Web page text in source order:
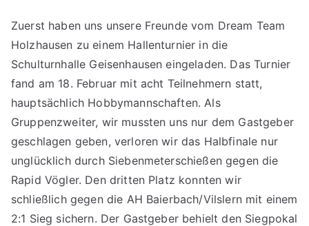
Zuerst haben uns unsere Freunde vom Dream Team
Holzhausen zu einem Hallenturnier in die
Schulturnhalle Geisenhausen eingeladen. Das Turnier
fand am 18. Februar mit acht Teilnehmern statt,
hauptsächlich Hobbymannschaften. Als
Gruppenzweiter, wir mussten uns nur dem Gastgeber
geschlagen geben, verloren wir das Halbfinale nur
unglücklich durch Siebenmeterschießen gegen die
Rapid Vögler. Den dritten Platz konnten wir
schließlich gegen die AH Baierbach/Vilslern mit einem
2:1 Sieg sichern. Der Gastgeber behielt den Siegpokal